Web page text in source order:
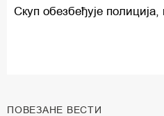
Скуп обезбеђује
ПОВЕЗАНЕ ВЕСТИ